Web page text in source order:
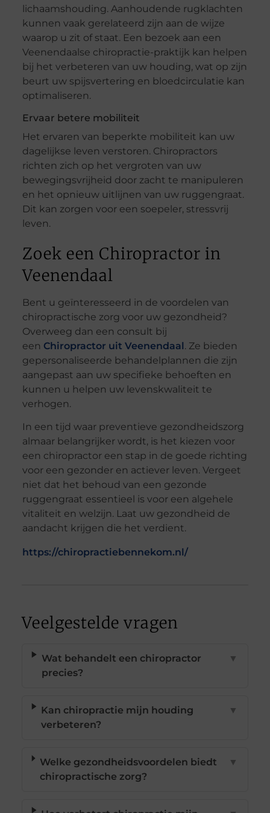
lichaamshouding. Aanhoudende rugklachten
kunnen vaak gerelateerd zijn aan de wijze
waarop u zit of staat. Een bezoek aan een
Veenendaalse chiropractie-praktijk kan helpen
bij het verbeteren van uw houding, wat op zijn
beurt uw spijsvertering en bloedcirculatie kan
optimaliseren.
Ervaar betere mobiliteit
Het ervaren van beperkte mobiliteit kan uw
dagelijkse leven verstoren. Chiropractors
richten zich op het vergroten van uw
bewegingsvrijheid door zacht te manipuleren
en het opnieuw uitlijnen van uw ruggengraat.
Dit kan zorgen voor een soepeler, stressvrij
leven.
Zoek een Chiropractor in
Veenendaal
Bent u geïnteresseerd in de voordelen van
chiropractische zorg voor uw gezondheid?
Overweeg dan een consult bij
een Chiropractor uit Veenendaal. Ze bieden
gepersonaliseerde behandelplannen die zijn
aangepast aan uw specifieke behoeften en
kunnen u helpen uw levenskwaliteit te
verhogen.
In een tijd waar preventieve gezondheidszorg
almaar belangrijker wordt, is het kiezen voor
een chiropractor een stap in de goede richting
voor een gezonder en actiever leven. Vergeet
niet dat het behoud van een gezonde
ruggengraat essentieel is voor een algehele
vitaliteit en welzijn. Laat uw gezondheid de
aandacht krijgen die het verdient.
https://chiropractiebennekom.nl/
Veelgestelde vragen
Wat behandelt een chiropractor
precies?
▼
Kan chiropractie mijn houding
verbeteren?
▼
Welke gezondheidsvoordelen biedt
chiropractische zorg?
▼